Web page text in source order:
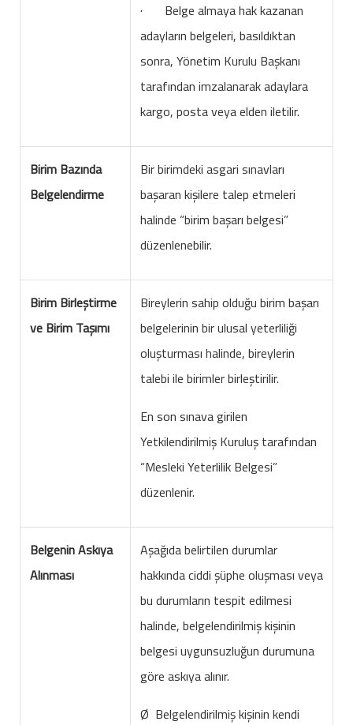
· Belge almaya hak kazanan
adayların belgeleri, basıldıktan
sonra, Yönetim Kurulu Başkanı
tarafından imzalanarak adaylara
kargo, posta veya elden iletilir.
Birim Bazında
Belgelendirme
Bir birimdeki asgari sınavları
başaran kişilere talep etmeleri
halinde “birim başarı belgesi”
düzenlenebilir.
Birim Birleştirme
ve Birim Taşımı
Bireylerin sahip olduğu birim başarı
belgelerinin bir ulusal yeterliliği
oluşturması halinde, bireylerin
talebi ile birimler birleştirilir.
En son sınava girilen
Yetkilendirilmiş Kuruluş tarafından
“Mesleki Yeterlilik Belgesi”
düzenlenir.
Belgenin Askıya
Alınması
Aşağıda belirtilen durumlar
hakkında ciddi şüphe oluşması veya
bu durumların tespit edilmesi
halinde, belgelendirilmiş kişinin
belgesi uygunsuzluğun durumuna
göre askıya alınır.
Ø Belgelendirilmiş kişinin kendi